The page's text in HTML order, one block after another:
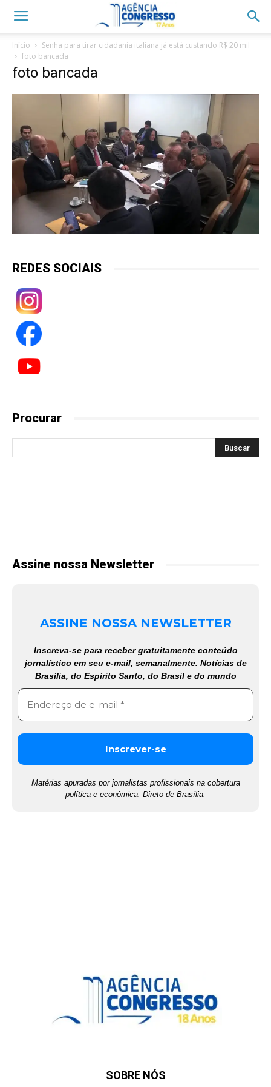
Início
Senha para tirar cidadania italiana já está custando R$ 20 mil
foto bancada
foto bancada
REDES SOCIAIS
Procurar
Assine nossa Newsletter
ASSINE NOSSA NEWSLETTER
Inscreva-se para receber gratuitamente conteúdo
jornalístico em seu e-mail, semanalmente. Notícias de
Brasília, do Espírito Santo, do Brasil e do mundo
Matérias apuradas por jornalistas profissionais na cobertura
política e econômica. Direto de Brasília.
SOBRE NÓS